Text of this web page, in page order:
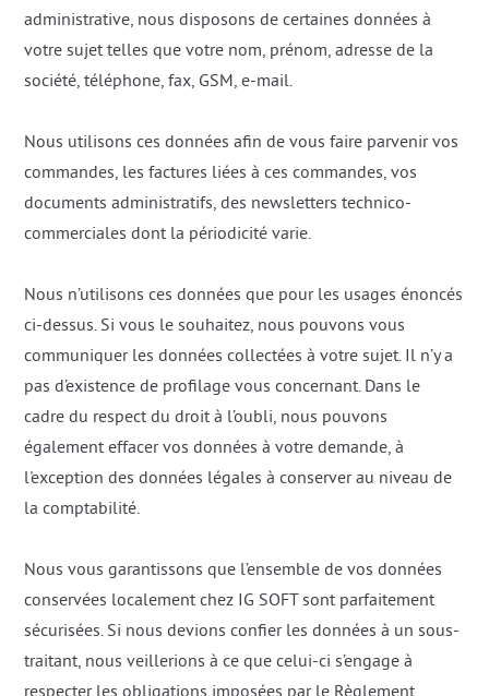
administrative, nous disposons de certaines données à
votre sujet telles que votre nom, prénom, adresse de la
société, téléphone, fax, GSM, e-mail.
Nous utilisons ces données afin de vous faire parvenir vos
commandes, les factures liées à ces commandes, vos
documents administratifs, des newsletters technico-
commerciales dont la périodicité varie.
Nous n’utilisons ces données que pour les usages énoncés
ci-dessus. Si vous le souhaitez, nous pouvons vous
communiquer les données collectées à votre sujet. Il n’y a
pas d’existence de profilage vous concernant. Dans le
cadre du respect du droit à l’oubli, nous pouvons
également effacer vos données à votre demande, à
l'exception des données légales à conserver au niveau de
la comptabilité.
Nous vous garantissons que l’ensemble de vos données
conservées localement chez IG SOFT sont parfaitement
sécurisées. Si nous devions confier les données à un sous-
traitant, nous veillerions à ce que celui-ci s’engage à
respecter les obligations imposées par le Règlement